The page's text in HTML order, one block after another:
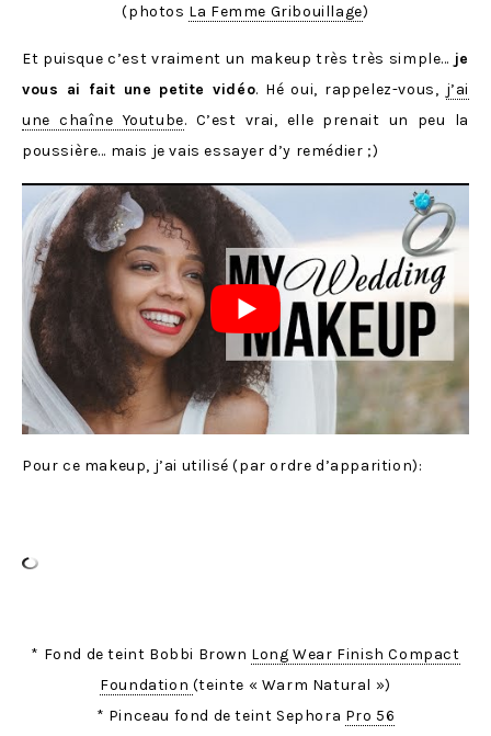
(photos La Femme Gribouillage)
Et puisque c’est vraiment un makeup très très simple… je
vous ai fait une petite vidéo. Hé oui, rappelez-vous, j’ai
une chaîne Youtube. C’est vrai, elle prenait un peu la
poussière… mais je vais essayer d’y remédier ;)
Pour ce makeup, j’ai utilisé (par ordre d’apparition):
* Fond de teint Bobbi Brown Long Wear Finish Compact
Foundation (teinte « Warm Natural »)
* Pinceau fond de teint Sephora Pro 56